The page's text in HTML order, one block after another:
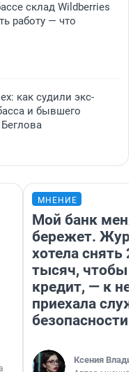
склад Wildberries
работу — что
как судили экс-
и бывшего
МНЕНИЕ
Мой банк меня
бережет.
хотела снять
тысяч, чтобы
кредит, — к
приехала
безопасности
Ксения